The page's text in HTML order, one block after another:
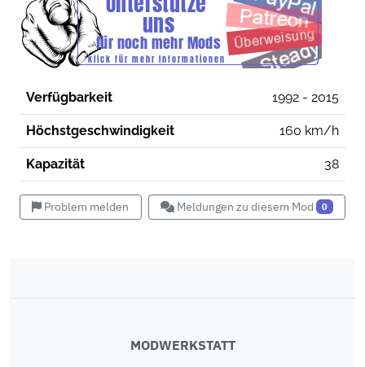
Verfügbarkeit 1992 - 2015
Höchstgeschwindigkeit 160 km/h
Kapazität 38
Problem melden Meldungen zu diesem Mod 0
MODWERKSTATT